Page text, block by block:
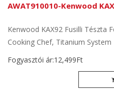
AWAT910010-Kenwood
Kenwood KAX92 Fusilli Tészta
Cooking Chef, Titanium System
Fogyasztói ár:12,499Ft